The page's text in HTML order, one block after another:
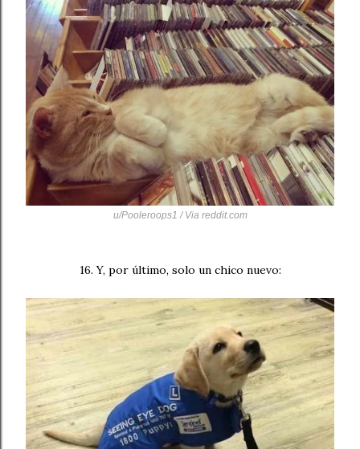
u/Pooleroops1 / Via reddit.com
16. Y, por último, solo un chico nuevo: